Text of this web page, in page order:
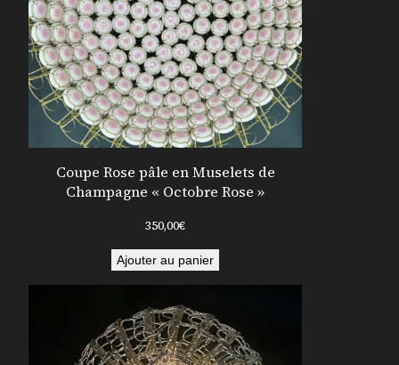
Coupe Rose pâle en Muselets de
Champagne « Octobre Rose »
350,00€
Ajouter au panier